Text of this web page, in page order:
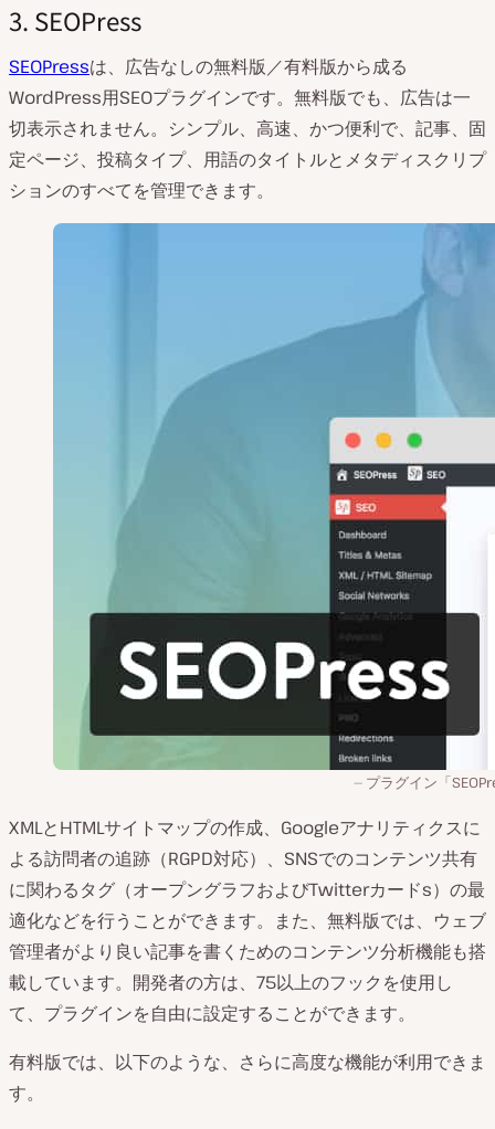
3. SEOPress
SEOPressは、広告なしの無料版／有料版から成る
WordPress用SEOプラグインです。無料版でも、広告は一
切表示されません。シンプル、高速、かつ便利で、記事、固
定ページ、投稿タイプ、用語のタイトルとメタディスクリプ
ションのすべてを管理できます。
プラグイン「
XMLとHTMLサイトマップの作成、Googleアナリティクスに
よる訪問者の追跡（RGPD対応）、SNSでのコンテンツ共有
に関わるタグ（オープングラフおよびTwitterカードs）の最
適化などを行うことができます。また、無料版では、ウェブ
管理者がより良い記事を書くためのコンテンツ分析機能も搭
載しています。開発者の方は、75以上のフックを使用し
て、プラグインを自由に設定することができます。
有料版では、以下のような、さらに高度な機能が利用できま
す。